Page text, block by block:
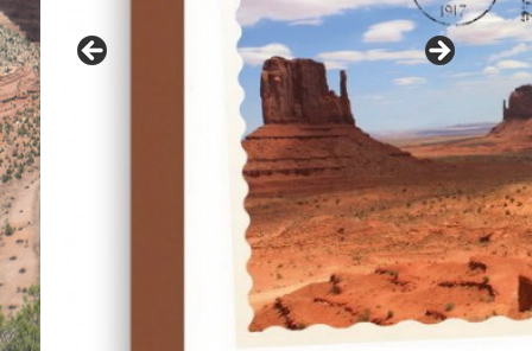
Contes navajo du grand-père Benally